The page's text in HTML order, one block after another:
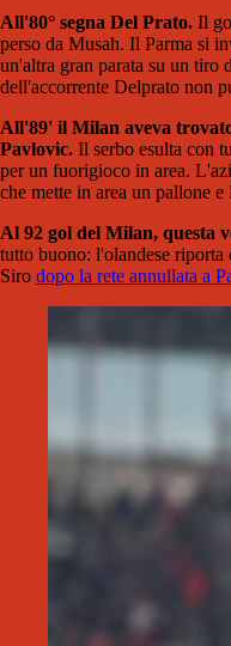
All'80° segna Del Prato. Il
perso da Musah. Il Parma si
un'altra gran parata su un tiro
dell'accorrente Delprato non
All'89' il Milan aveva
Pavlovic. Il serbo esulta con
per un fuorigioco in area.
che mette in area un pallone
Al 92 gol del Milan, questa
tutto buono: l'olandese
Siro dopo la rete annullata a